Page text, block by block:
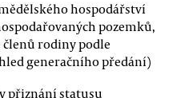
hospodářství
pozemků,
rodiny podle
generačního předání)
přiznání statusu